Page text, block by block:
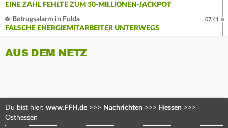
EINE ZAHL FEHLTE ZUM 50-MILLIONEN-JACKPOT
Betrugsalarm in Fulda
FALSCHE ENERGIEMITARBEITER UNTERWEGS
07:41
AUS DEM NETZ
Du bist hier: www.FFH.de >>> Nachrichten >>> Hessen >>>
Osthessen